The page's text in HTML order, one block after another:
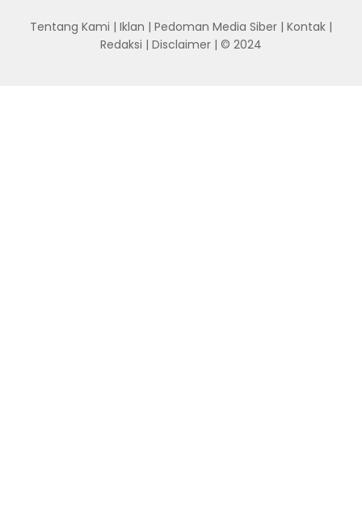
Tentang Kami | Iklan | Pedoman Media Siber | Kontak |
Redaksi | Disclaimer | © 2024